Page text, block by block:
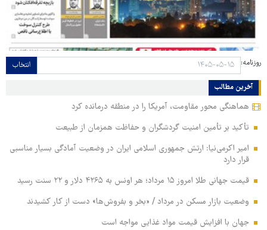
روزنامه: انتخاب
آخرین مطالب
هماهنگی محور مقاومت، آمریکا را در منطقه درمانده کرد
تأکید بر تأمین امنیت گردشگران و حفاظت همزمان از طبیعت
امیر اکرمی‌نیا: ارتش جمهوری اسلامی ایران در وضعیت آمادگی بسیار مناسبی
قرار دارد
قیمت جهانی طلا امروز ۱۵ مرداد؛ هر اونس به ۴۲۶۵ دلار و ۲۲ سنت رسید
وضعیت بازار مسکن در مرداد / «بخر و بفروش‌ها» دست از کار کشیدند
جهان با افزایش قیمت مواد غذایی مواجه است